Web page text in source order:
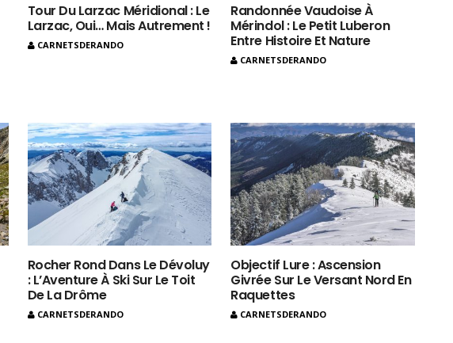
Tour Du Larzac Méridional : Le
Larzac, Oui… Mais Autrement !
CARNETSDERANDO
Randonnée Vaudoise À
Mérindol : Le Petit Luberon
Entre Histoire Et Nature
CARNETSDERANDO
Rocher Rond Dans Le Dévoluy
: L’Aventure À Ski Sur Le Toit
De La Drôme
CARNETSDERANDO
Objectif Lure : Ascension
Givrée Sur Le Versant Nord En
Raquettes
CARNETSDERANDO